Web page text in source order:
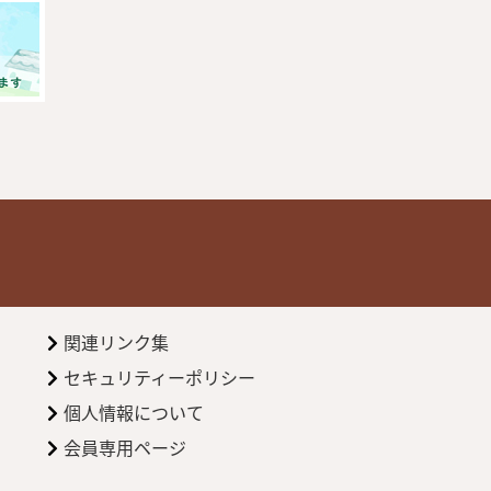
関連リンク集
セキュリティーポリシー
個人情報について
会員専用ページ